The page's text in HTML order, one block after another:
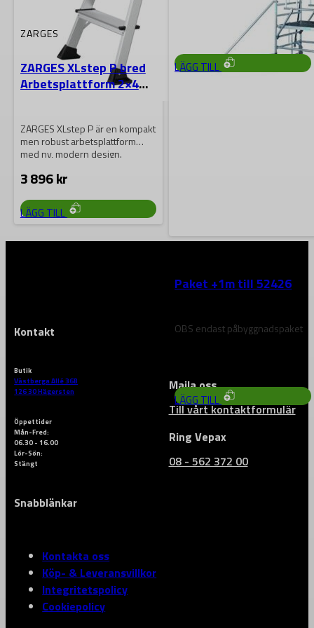
med ny, modern design.
Plattformen mäter…
LÄGG TILL
ZARGES
ZARGES XLstep P bred
Arbetsplattform 2×4
ZARGES XLstep P är en kompakt
men robust arbetsplattform
med ny, modern design.
3 896kr
LÄGG TILL
Paket +1m till 52426
OBS endast påbyggnadspaket
LÄGG TILL
Kontakt
Butik
Västberga Allé 36B
126 30 Hägersten
Maila oss
Till vårt kontaktformulär
Öppettider
Mån-Fred:
06.30 - 16.00
Lör-Sön:
Stängt
Ring Vepax
08 - 562 372 00
Snabblänkar
Kontakta oss
Köp- & Leveransvillkor
Integritetspolicy
Cookiepolicy